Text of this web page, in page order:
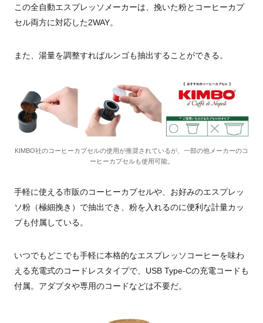
この全自動エスプレッソメーカーは、挽いた粉とコーヒーカプ
セル両方に対応した2WAY。
また、湯量を調整すればルンゴも抽出することができる。
KIMBO社のコーヒーカプセルの使用が推奨されているが、一部の他メーカーのコ
ーヒーカプセルも使用可能。
手軽に使える市販のコーヒーカプセルや、お好みのエスプレッ
ソ粉（極細挽き）で抽出でき、粉を入れるのに便利な計量カッ
プも付属している。
いつでもどこでも手軽に本格的なエスプレッソコーヒーを味わ
える充電式のコードレスタイプで、USB Type-Cの充電コードも
付属。アダプタや専用のコードなどは不要だ。